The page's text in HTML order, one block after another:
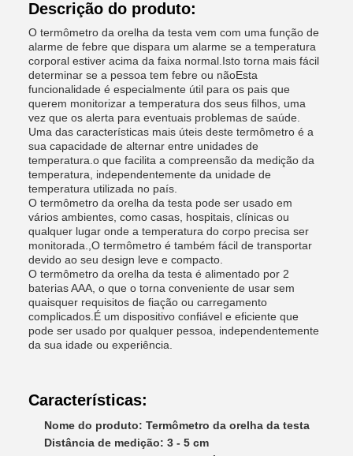
Descrição do produto:
O termômetro da orelha da testa vem com uma função de
alarme de febre que dispara um alarme se a temperatura
corporal estiver acima da faixa normal.Isto torna mais fácil
determinar se a pessoa tem febre ou nãoEsta
funcionalidade é especialmente útil para os pais que
querem monitorizar a temperatura dos seus filhos, uma
vez que os alerta para eventuais problemas de saúde.
Uma das características mais úteis deste termômetro é a
sua capacidade de alternar entre unidades de
temperatura.o que facilita a compreensão da medição da
temperatura, independentemente da unidade de
temperatura utilizada no país.
O termômetro da orelha da testa pode ser usado em
vários ambientes, como casas, hospitais, clínicas ou
qualquer lugar onde a temperatura do corpo precisa ser
monitorada.,O termômetro é também fácil de transportar
devido ao seu design leve e compacto.
O termômetro da orelha da testa é alimentado por 2
baterias AAA, o que o torna conveniente de usar sem
quaisquer requisitos de fiação ou carregamento
complicados.É um dispositivo confiável e eficiente que
pode ser usado por qualquer pessoa, independentemente
da sua idade ou experiência.
Características:
Nome do produto: Termômetro da orelha da testa
Distância de medição: 3 - 5 cm